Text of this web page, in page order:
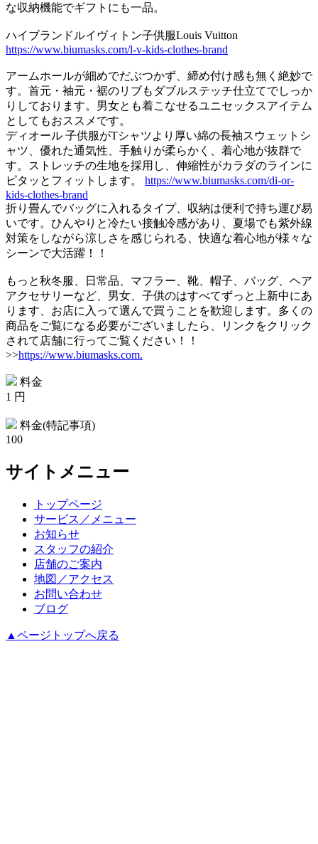
な収納機能でギフトにも一品。
ハイブランドルイヴィトン子供服Louis Vuitton
https://www.biumasks.com/l-v-kids-clothes-brand
アームホールが細めでだぶつかず、締め付け感も無く絶妙で
す。首元・袖元・裾のリブもダブルステッチ仕立てでしっか
りしております。男女とも着こなせるユニセックスアイテム
としてもおススメです。
ディオール 子供服がTシャツより厚い綿の長袖スウェットシ
ャツ、優れた通気性、手触りが柔らかく、着心地が抜群で
す。ストレッチの生地を採用し、伸縮性がカラダのラインに
ピタッとフィットします。 https://www.biumasks.com/di-or-
kids-clothes-brand
折り畳んでバッグに入れるタイプ、収納は便利で持ち運び易
いです。ひんやりと冷たい接触冷感があり、夏場でも紫外線
対策をしながら涼しさを感じられる、快適な着心地が様々な
シーンで大活躍！！
もっと秋冬服、日常品、マフラー、靴、帽子、バッグ、ヘア
アクセサリーなど、男女、子供のはすべてずっと上新中にあ
ります、お店に入って選んで買うことを歓迎します。多くの
商品をご覧になる必要がございましたら、リンクをクリック
されて店舗に行ってご覧ください！！
>>https://www.biumasks.com.
料金
1 円
料金(特記事項)
100
サイトメニュー
トップページ
サービス／メニュー
お知らせ
スタッフの紹介
店舗のご案内
地図／アクセス
お問い合わせ
ブログ
▲ページトップへ戻る